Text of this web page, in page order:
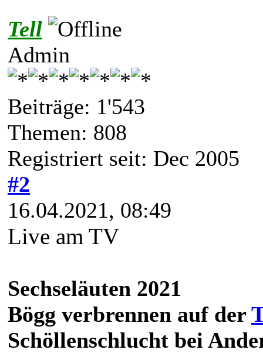
Tell
Admin
Beiträge: 1'543
Themen: 808
Registriert seit: Dec 2005
#2
16.04.2021, 08:49
Live am TV
Sechseläuten 2021
Bögg verbrennen auf der
Schöllenschlucht bei